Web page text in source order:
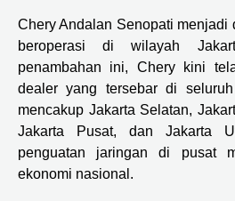
Chery Andalan Senopati menjadi
beroperasi di wilayah
penambahan ini, Chery kini
dealer yang tersebar di
mencakup Jakarta Selatan,
Jakarta Pusat, dan Jakarta
penguatan jaringan di pusat
ekonomi nasional.